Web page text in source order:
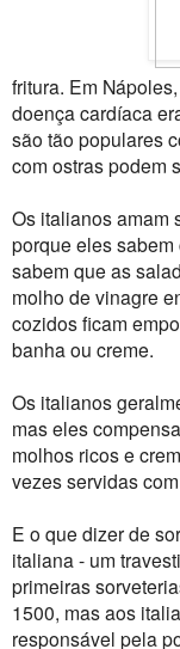
fritura. Em
doença cardíaca
são tão populares
com ostras podem
Os italianos amam
porque eles
sabem que as
molho de vinagre
cozidos ficam
banha ou creme.
Os italianos
mas eles
molhos ricos e
vezes servidas
E o que dizer de
italiana - um
primeiras
1500, mas aos
responsável pela